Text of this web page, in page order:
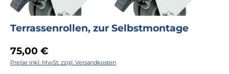
Terrassenrollen, zur Selbstmontage
Regulärer Preis:
75,00 €
Preise inkl. MwSt. zzgl. Versandkosten